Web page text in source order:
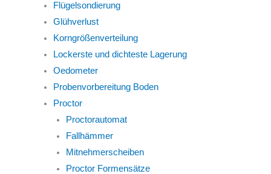
Flügelsondierung
Glühverlust
Korngrößenverteilung
Lockerste und dichteste Lagerung
Oedometer
Probenvorbereitung Boden
Proctor
Proctorautomat
Fallhämmer
Mitnehmerscheiben
Proctor Formensätze